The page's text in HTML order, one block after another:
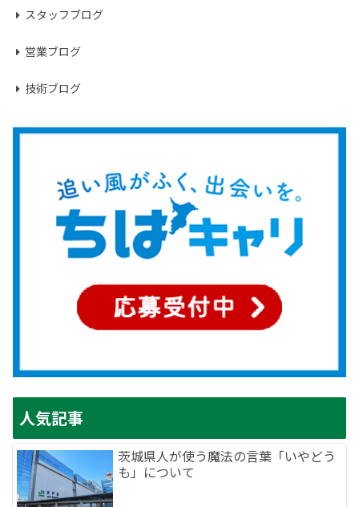
スタッフブログ
営業ブログ
技術ブログ
人気記事
茨城県人が使う魔法の言葉「いやどう
も」について